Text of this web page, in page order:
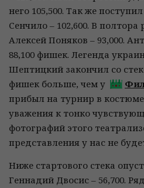
него 105,500. Так же
Сенчило – 102,600. В
Алексей Поняков – 93,000.
88,100 фишек. Легенда
Шептицкий закончил со
фишек больше, чем у
прибыл на турнир в костюме
уважения к тонко
фотографий этого
представления у нас не
Ниже стартового стека
Геннадий Двосис – 56,700.